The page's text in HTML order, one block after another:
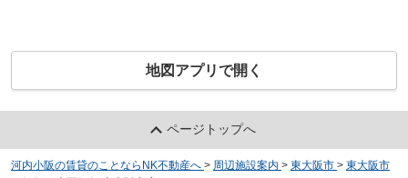
地図アプリで開く
ページトップへ
河内小阪の賃貸のことならNK不動産へ > 周辺施設案内 > 東大阪市 > 東大阪市